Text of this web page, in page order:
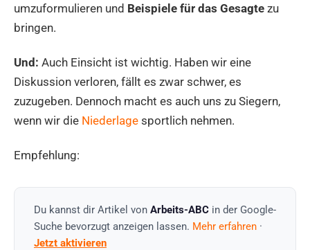
umzuformulieren und Beispiele für das Gesagte zu
bringen.
Und: Auch Einsicht ist wichtig. Haben wir eine
Diskussion verloren, fällt es zwar schwer, es
zuzugeben. Dennoch macht es auch uns zu Siegern,
wenn wir die Niederlage sportlich nehmen.
Empfehlung:
Du kannst dir Artikel von Arbeits-ABC in der Google-
Suche bevorzugt anzeigen lassen. Mehr erfahren ·
Jetzt aktivieren